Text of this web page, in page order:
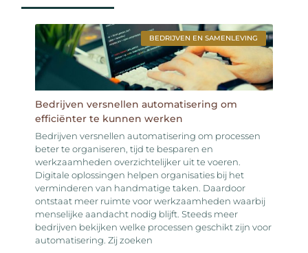
BEDRIJVEN EN SAMENLEVING
Bedrijven versnellen automatisering om
efficiënter te kunnen werken
Bedrijven versnellen automatisering om processen
beter te organiseren, tijd te besparen en
werkzaamheden overzichtelijker uit te voeren.
Digitale oplossingen helpen organisaties bij het
verminderen van handmatige taken. Daardoor
ontstaat meer ruimte voor werkzaamheden waarbij
menselijke aandacht nodig blijft. Steeds meer
bedrijven bekijken welke processen geschikt zijn voor
automatisering. Zij zoeken